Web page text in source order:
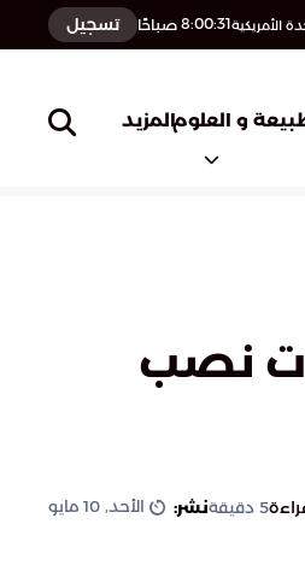
الأمريكية8:00:32 صباحًا تسجيل
و العلومالمزيد
نصب
5 دقيقةنشر: الأحد, 10 مايو